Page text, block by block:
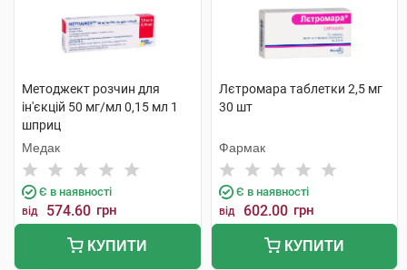
Методжект розчин для
ін'єкцій 50 мг/мл 0,15 мл 1
шприц
Медак
Є в наявності
від 574.60 грн
КУПИТИ
Лєтромара таблетки 2,5 мг
30 шт
Фармак
Є в наявності
від 602.00 грн
КУПИТИ